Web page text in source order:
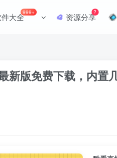
大全999+ 资源分享
?
新版免费下载，内置